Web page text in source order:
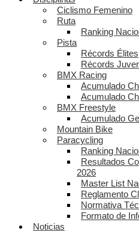
Ciclismo Femenino
Ruta
Ranking
Pista
Récords Élites
Récords
BMX Racing
Acumulado
Acumulado
BMX Freestyle
Acumulado
Mountain Bike
Paracycling
Ranking
Resultados
2026
Master List
Reglamento
Normativa
Formato de
Noticias